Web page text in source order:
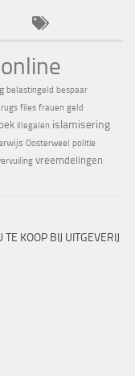
belastingeld bespaar
files frauen geld
illegalen islamisering
Oosterweel politie
vreemdelingen
KOOP BIJ UITGEVERIJ